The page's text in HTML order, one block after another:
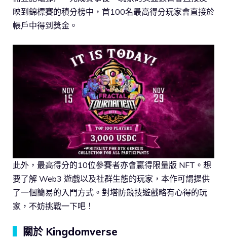
映到錦標賽的積分榜中，首100名最高得分玩家會直接於
帳戶中得到獎金。
此外，最高得分的10位參賽者亦會贏得限量版 NFT。想
要了解 Web3 遊戲以及社群生態的玩家，本作可謂提供
了一個簡易的入門方式。對塔防競技遊戲略有心得的玩
家，不妨挑戰一下吧！
關於 Kingdomverse